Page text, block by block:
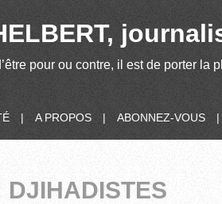
pour ou contre, il est de porter
| A PROPOS | ABONNEZ-VOUS |
DJIHADISTES